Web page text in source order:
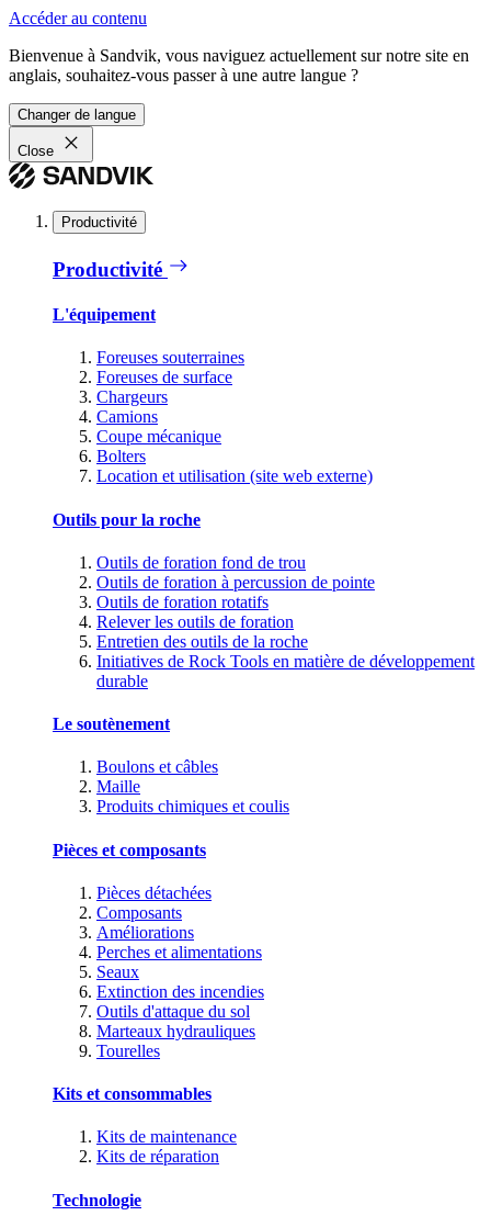
Accéder au contenu
Bienvenue à Sandvik, vous naviguez actuellement sur notre site en
anglais, souhaitez-vous passer à une autre langue ?
Changer de langue
Close
Productivité
Productivité
L'équipement
Foreuses souterraines
Foreuses de surface
Chargeurs
Camions
Coupe mécanique
Bolters
Location et utilisation (site web externe)
Outils pour la roche
Outils de foration fond de trou
Outils de foration à percussion de pointe
Outils de foration rotatifs
Relever les outils de foration
Entretien des outils de la roche
Initiatives de Rock Tools en matière de développement
durable
Le soutènement
Boulons et câbles
Maille
Produits chimiques et coulis
Pièces et composants
Pièces détachées
Composants
Améliorations
Perches et alimentations
Seaux
Extinction des incendies
Outils d'attaque du sol
Marteaux hydrauliques
Tourelles
Kits et consommables
Kits de maintenance
Kits de réparation
Technologie